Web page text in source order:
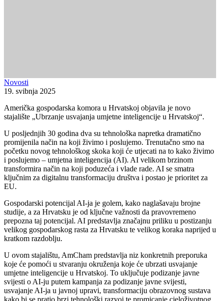
Novosti
19. svibnja 2025
Američka gospodarska komora u Hrvatskoj objavila je novo
stajalište „Ubrzanje usvajanja umjetne inteligencije u Hrvatskoj“.
U posljednjih 30 godina dva su tehnološka napretka dramatično
promijenila način na koji živimo i poslujemo. Trenutačno smo na
početku novog tehnološkog skoka koji će utjecati na to kako živimo
i poslujemo – umjetna inteligencija (AI). AI velikom brzinom
transformira način na koji poduzeća i vlade rade. AI se smatra
ključnim za digitalnu transformaciju društva i postao je prioritet za
EU.
Gospodarski potencijal AI-ja je golem, kako naglašavaju brojne
studije, a za Hrvatsku je od ključne važnosti da pravovremeno
prepozna taj potencijal. AI predstavlja značajnu priliku u postizanju
velikog gospodarskog rasta za Hrvatsku te velikog koraka naprijed u
kratkom razdoblju.
U ovom stajalištu, AmCham predstavlja niz konkretnih preporuka
koje će pomoći u stvaranju okruženja koje će ubrzati usvajanje
umjetne inteligencije u Hrvatskoj. To uključuje podizanje javne
svijesti o AI-ju putem kampanja za podizanje javne svijesti,
usvajanje AI-ja u javnoj upravi, transformaciju obrazovnog sustava
kako bi se pratio brzi tehnološki razvoj te promicanje cjeloživotnog